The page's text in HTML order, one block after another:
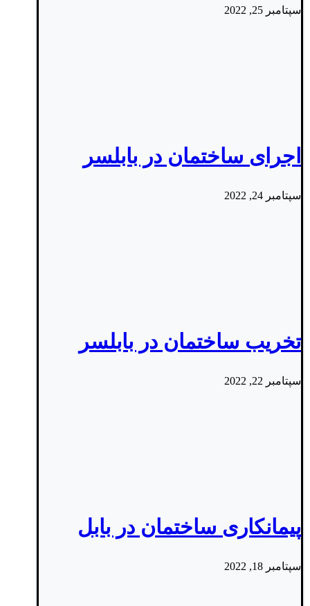
سپتامبر 25, 2022
اجرای ساختمان در بابلسر
سپتامبر 24, 2022
تخریب ساختمان در بابلسر
سپتامبر 22, 2022
پیمانکاری ساختمان در بابل
سپتامبر 18, 2022